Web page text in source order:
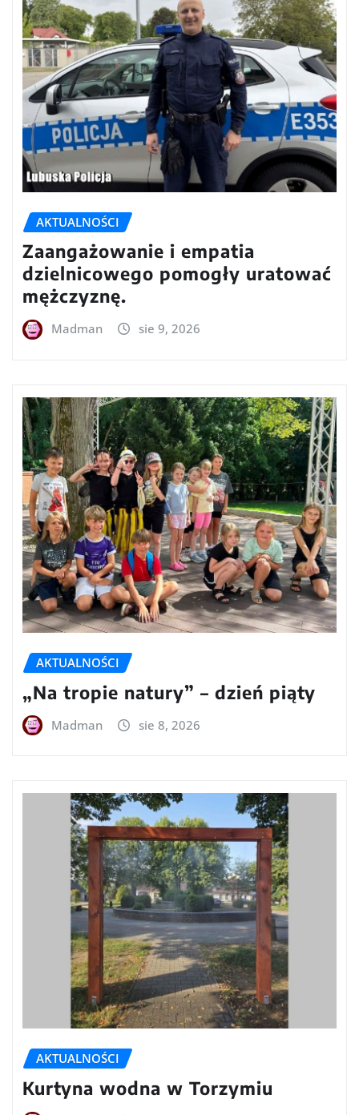
AKTUALNOŚCI
Zaangażowanie i empatia
dzielnicowego pomogły uratować
mężczyznę.
Madman sie 9, 2026
AKTUALNOŚCI
„Na tropie natury” – dzień piąty
Madman sie 8, 2026
AKTUALNOŚCI
Kurtyna wodna w Torzymiu